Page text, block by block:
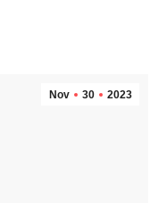
Nov 30 2023